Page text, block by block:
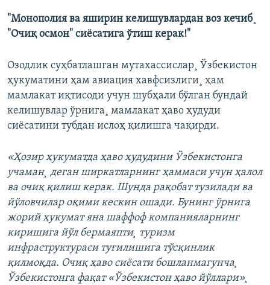
"Монополия ва яширин келишувлардан воз кечиб¸
"Очиқ осмон" сиëсатига ўтиш керак!"
Озодлик суҳбатлашган мутахассислар¸ Ўзбекистон
ҳукуматини ҳам авиация хавфсизлиги¸ ҳам
мамлакат иқтисоди учун шубҳали бўлган бундай
келишувлар ўрнига¸ мамлакат ҳаво ҳудуди
сиëсатини тубдан ислоҳ қилишга чақирди.
«Ҳозир ҳукуматда ҳаво ҳудудини Ўзбекистонга
учаман¸ деган ширкатларнинг ҳаммаси учун ҳалол
ва очиқ қилиш керак. Шунда рақобат тузилади ва
йўловчилар оқими кескин ошади. Бунинг ўрнига
жорий ҳукумат яна шаффоф компанияларнинг
киришига йўл бермаяпти¸ туризм
инфраструктураси туғилишига тўсқинлик
қилмоқда. Очиқ ҳаво сиëсати бошланмагунча¸
Ўзбекистонга фақат «Ўзбекистон ҳаво йўллари»¸